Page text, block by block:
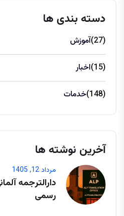
دسته بندی ها
آموزش (27)
اخبار (15)
خدمات (148)
آخرین نوشته ها
مرداد 12, 1405
دارالترجمه
رسمی